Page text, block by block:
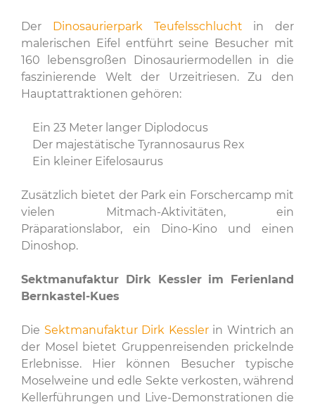
Der Dinosaurierpark Teufelsschlucht in der
malerischen Eifel entführt seine Besucher mit
160 lebensgroßen Dinosauriermodellen in die
faszinierende Welt der Urzeitriesen. Zu den
Hauptattraktionen gehören:
Ein 23 Meter langer Diplodocus
Der majestätische Tyrannosaurus Rex
Ein kleiner Eifelosaurus
Zusätzlich bietet der Park ein Forschercamp mit
vielen Mitmach-Aktivitäten, ein
Präparationslabor, ein Dino-Kino und einen
Dinoshop.
Sektmanufaktur Dirk Kessler im Ferienland
Bernkastel-Kues
Die Sektmanufaktur Dirk Kesslerin Wintrich an
der Mosel bietet Gruppenreisenden prickelnde
Erlebnisse. Hier können Besucher typische
Moselweine und edle Sekte verkosten, während
Kellerführungen und Live-Demonstrationen die